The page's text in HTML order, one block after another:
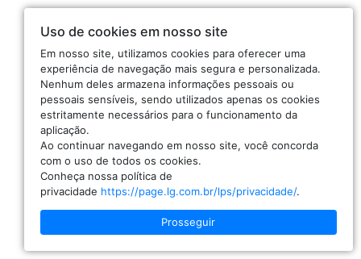
Uso de cookies em nosso site
Em nosso site, utilizamos cookies para oferecer uma
experiência de navegação mais segura e personalizada.
Nenhum deles armazena informações pessoais ou
pessoais sensíveis, sendo utilizados apenas os cookies
estritamente necessários para o funcionamento da
aplicação.
Ao continuar navegando em nosso site, você concorda
com o uso de todos os cookies.
Conheça nossa política de
privacidade https://page.lg.com.br/lps/privacidade/.
Prosseguir